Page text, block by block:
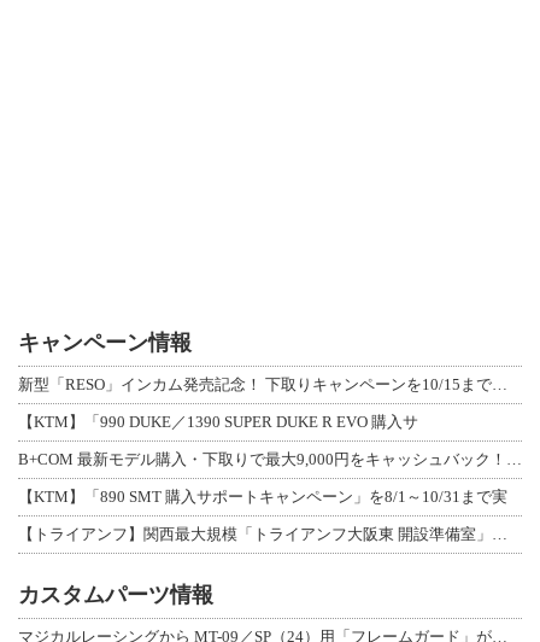
キャンペーン情報
【KTM】「990 DUKE／1390 SUPER DUKE R EVO 購入サ
【KTM】「890 SMT 購入サポートキャンペーン」を8/1～10/31まで実
カスタムパーツ情報